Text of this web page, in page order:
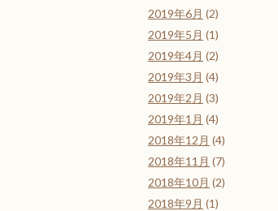
2019年6月 (2)
2019年5月 (1)
2019年4月 (2)
2019年3月 (4)
2019年2月 (3)
2019年1月 (4)
2018年12月 (4)
2018年11月 (7)
2018年10月 (2)
2018年9月 (1)